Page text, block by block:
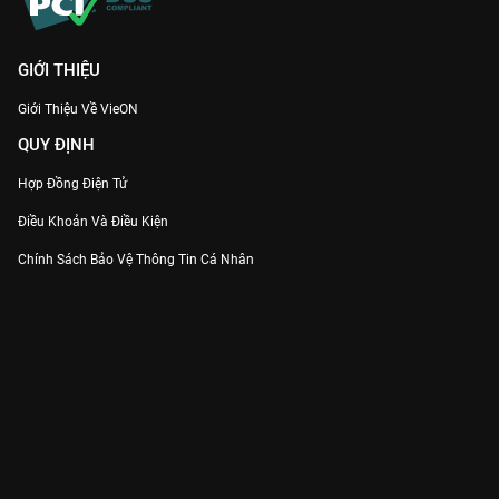
GIỚI THIỆU
Giới Thiệu Về VieON
QUY ĐỊNH
Hợp Đồng Điện Tử
Điều Khoản Và Điều Kiện
Chính Sách Bảo Vệ Thông Tin Cá Nhân